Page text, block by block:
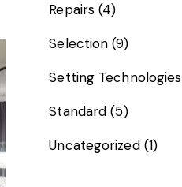
Repairs (4)
Selection (9)
Setting Technologies
Standard (5)
Uncategorized(1)